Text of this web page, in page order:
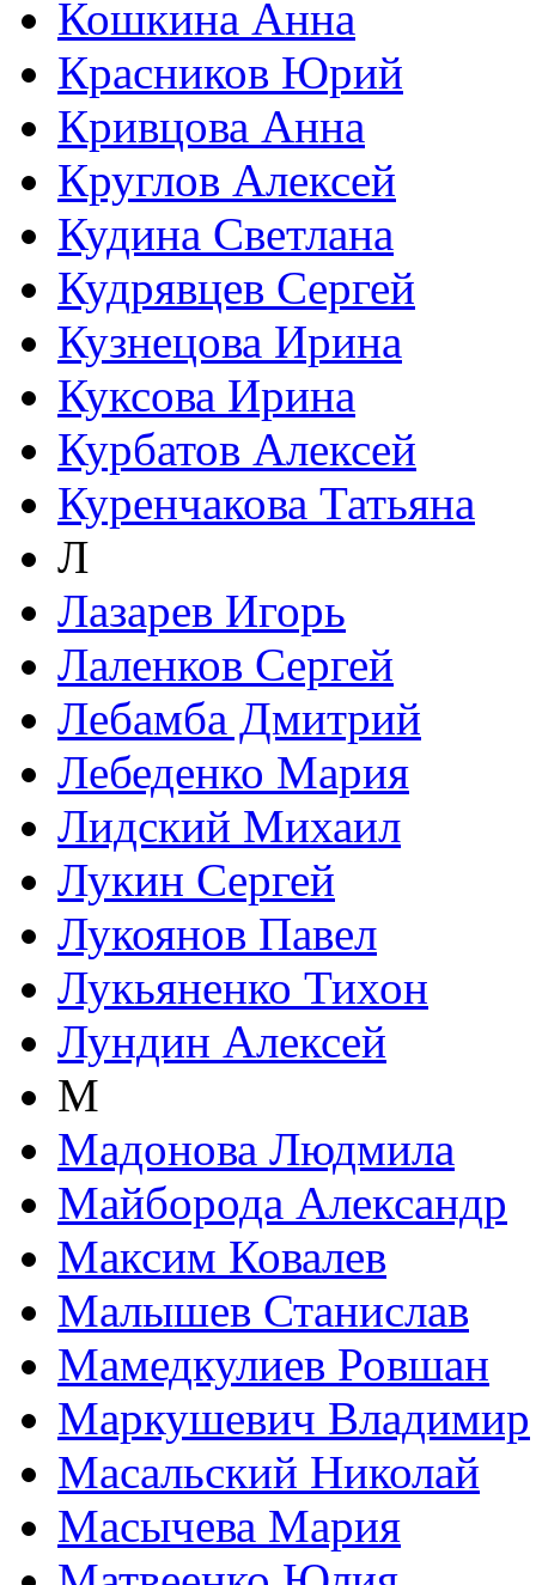
Кошкина Анна
Красников Юрий
Кривцова Анна
Круглов Алексей
Кудина Светлана
Кудрявцев Сергей
Кузнецова Ирина
Куксова Ирина
Курбатов Алексей
Куренчакова Татьяна
Л
Лазарев Игорь
Лаленков Сергей
Лебамба Дмитрий
Лебеденко Мария
Лидский Михаил
Лукин Сергей
Лукоянов Павел
Лукьяненко Тихон
Лундин Алексей
М
Мадонова Людмила
Майборода Александр
Максим Ковалев
Малышев Станислав
Мамедкулиев Ровшан
Маркушевич Владимир
Масальский Николай
Масычева Мария